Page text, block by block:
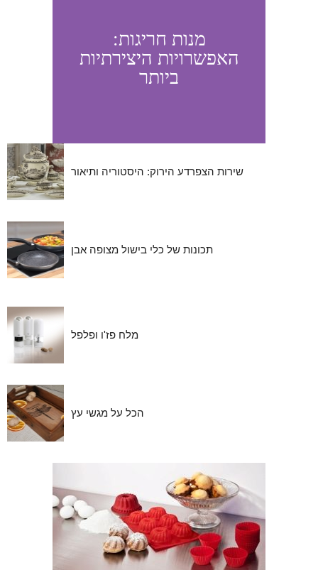
מנות חריגות:
האפשרויות היצירתיות
ביותר
שירות הצפרדע הירוק: היסטוריה ותיאור
תכונות של כלי בישול מצופה אבן
מלח פז'ו ופלפל
הכל על מגשי עץ